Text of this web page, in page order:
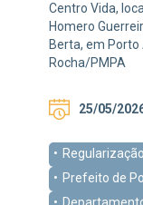
Centro Vida,
Homero
Berta, em Porto
Rocha/PMPA
25/05/
Prefeito de